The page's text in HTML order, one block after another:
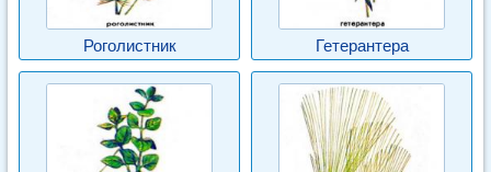
Роголистник Гетерантера